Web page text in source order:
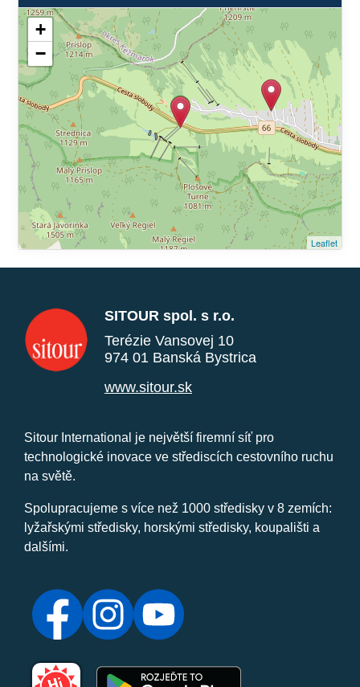
+
−
Leaflet
SITOUR spol. s r.o.
Terézie Vansovej 10
974 01 Banská Bystrica
www.sitour.sk
Sitour International je největší firemní síť pro
technologické inovace ve střediscích cestovního ruchu
na světě.
Spolupracujeme s více než 1000 středisky v 8 zemích:
lyžařskými středisky, horskými středisky, koupališti a
dalšími.